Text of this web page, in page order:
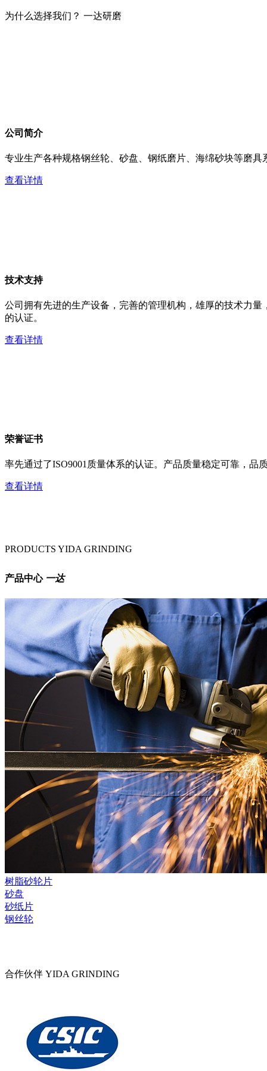
为什么选择我们？ 一达研磨
公司简介
专业生产各种规格钢丝轮、砂盘、钢纸磨片、海绵砂块等磨
查看详情
技术支持
公司拥有先进的生产设备，完善的管理机构，雄厚的技术力
的认证。
查看详情
荣誉证书
率先通过了ISO9001质量体系的认证。产品质量稳定可靠，品
查看详情
PRODUCTS YIDA GRINDING
产品中心 一达
树脂砂轮片
砂盘
砂纸片
钢丝轮
合作伙伴 YIDA GRINDING